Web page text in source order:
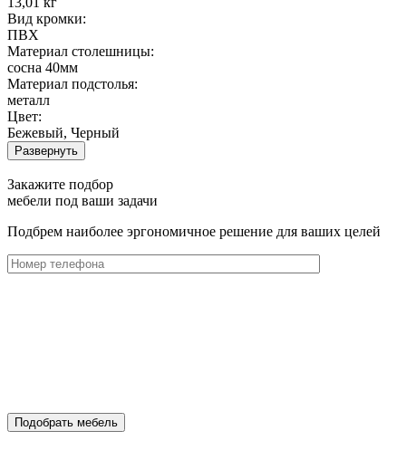
Вид кромки:
ПВХ
Материал столешницы:
сосна 40мм
Материал подстолья:
металл
Цвет:
Бежевый, Черный
Развернуть
Закажите подбор
мебели под ваши задачи
Подбрем наиболее эргономичное решение для ваших целей
Подобрать мебель